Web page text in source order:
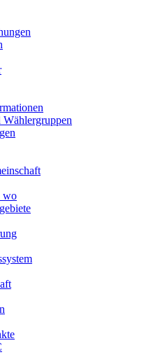
Wählergruppen
wo